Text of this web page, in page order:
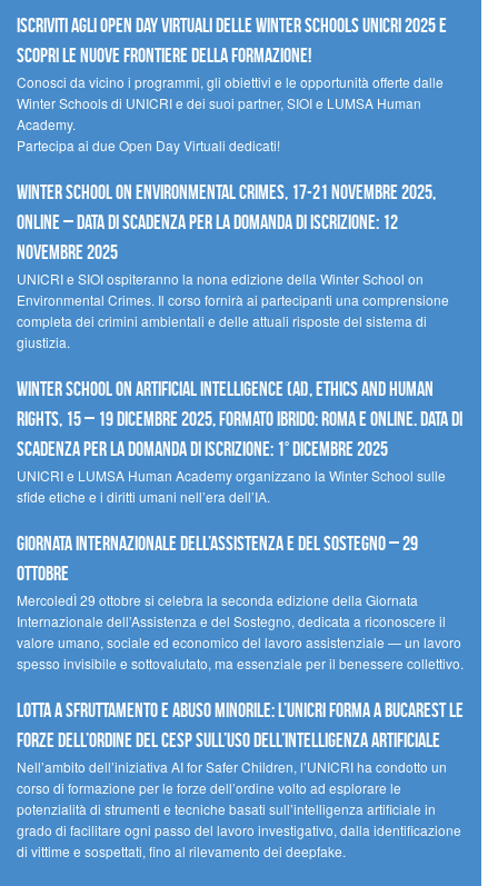
Iscriviti agli Open Day Virtuali delle Winter Schools UNICRI 2025 e
scopri le nuove frontiere della formazione!
Conosci da vicino i programmi, gli obiettivi e le opportunità offerte dalle
Winter Schools di UNICRI e dei suoi partner, SIOI e LUMSA Human
Academy.
Partecipa ai due Open Day Virtuali dedicati!
Winter School on Environmental Crimes, 17-21 novembre 2025,
Online – Data di scadenza per la domanda di iscrizione: 12
novembre 2025
UNICRI e SIOI ospiteranno la nona edizione della Winter School on
Environmental Crimes. Il corso fornirà ai partecipanti una comprensione
completa dei crimini ambientali e delle attuali risposte del sistema di
giustizia.
Winter School on Artificial Intelligence (AI), Ethics and Human
Rights, 15 – 19 dicembre 2025, Formato Ibrido: Roma e online. Data di
scadenza per la domanda di iscrizione: 1° dicembre 2025
UNICRI e LUMSA Human Academy organizzano la Winter School sulle
sfide etiche e i diritti umani nell’era dell’IA.
Giornata internazionale dell’assistenza e del sostegno – 29
ottobre
MercoledÌ 29 ottobre si celebra la seconda edizione della Giornata
Internazionale dell’Assistenza e del Sostegno, dedicata a riconoscere il
valore umano, sociale ed economico del lavoro assistenziale — un lavoro
spesso invisibile e sottovalutato, ma essenziale per il benessere collettivo.
Lotta a sfruttamento e abuso minorile: l’UNICRI forma a Bucarest le
forze dell’ordine del CESP sull’uso dell’Intelligenza Artificiale
Nell’ambito dell’iniziativa AI for Safer Children, l’UNICRI ha condotto un
corso di formazione per le forze dell’ordine volto ad esplorare le
potenzialità di strumenti e tecniche basati sull’intelligenza artificiale in
grado di facilitare ogni passo del lavoro investigativo, dalla identificazione
di vittime e sospettati, fino al rilevamento dei deepfake.